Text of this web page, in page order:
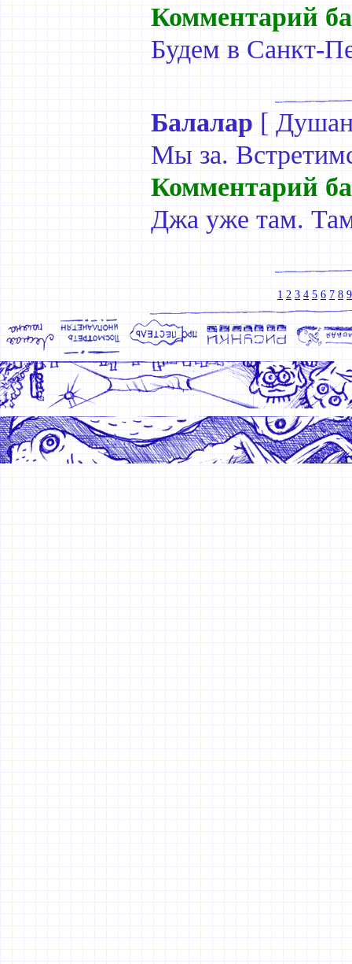
Комментарий
Будем в Санкт-
Балалар [
Мы за.
Комментарий
Джа уже там.
1 2 3 4 5 6 7 8 9